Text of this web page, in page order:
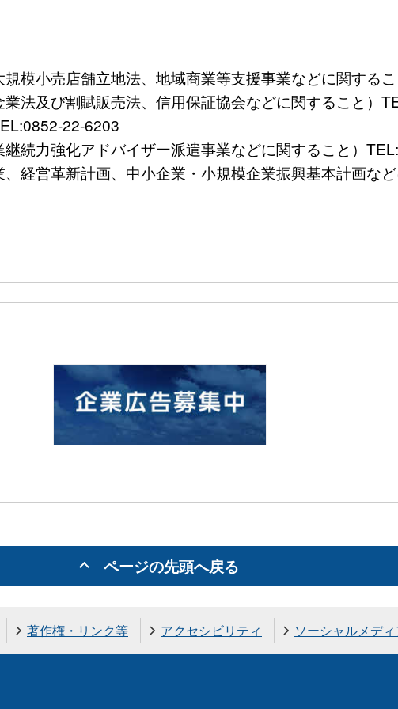
模小売店舗立地法、地域商業等支援事業などに関する
法及び割賦販売法、信用保証協会などに関すること）
22-6203
続力強化アドバイザー派遣事業などに関すること）
経営革新計画、中小企業・小規模企業振興基本計画な
ページの先頭へ戻る
著作権・リンク等 アクセシビリティ ソーシャルメデ